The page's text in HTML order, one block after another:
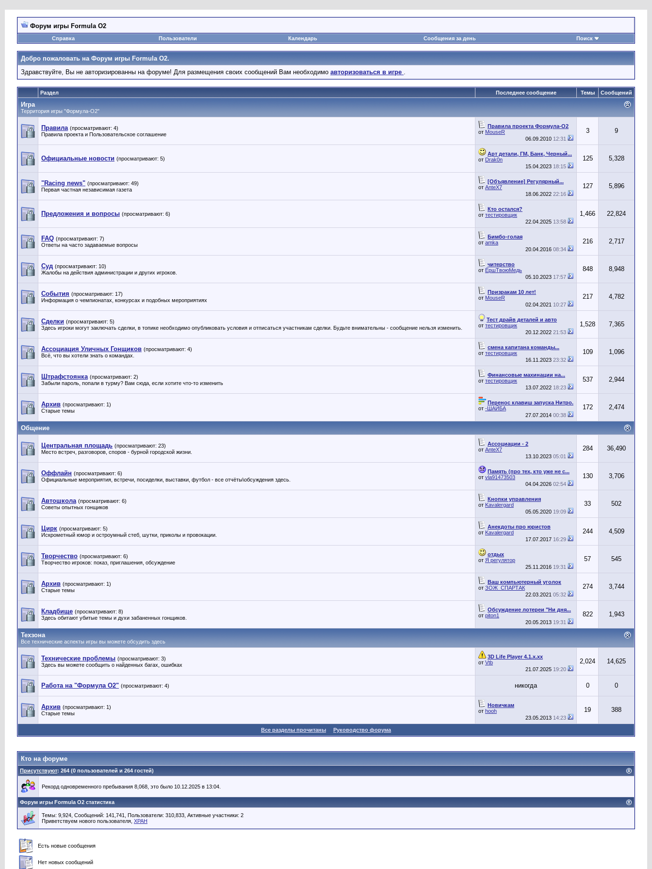
Форум игры Formula O2
Справка Пользователи Календарь Сообщения за день Поиск
Добро пожаловать на Форум игры Formula O2.
Здравствуйте, Вы не авторизированны на форуме! Для размещения своих сообщений Вам необходимо авторизоваться в игре .
Раздел Последнее сообщение Темы Сообщений
Игра
Территория игры "Формула-О2"
Правила (просматривают: 4)
Правила проекта и Пользовательское соглашение
Правила проекта Формула-О2
от MouseR
06.09.2010 12:31
3 9
Официальные новости (просматривают: 5)
Арт детали, ГМ, Банк, Черный...
от Drak0n
15.04.2023 18:15
125 5,328
"Racing news" (просматривают: 49)
Первая частная независимая газета
[Объявление] Регулярный...
от AnteX7
18.06.2022 22:16
127 5,896
Предложения и вопросы (просматривают: 6)
Кто остался?
от тестировщик
22.04.2025 13:58
1,466 22,824
FAQ (просматривают: 7)
Ответы на часто задаваемые вопросы
Бимбо-голая
от amka
20.04.2016 08:34
216 2,717
Суд (просматривают: 10)
Жалобы на действия администрации и других игроков.
читерство
от ЁршТвоюМедь
05.10.2023 17:57
848 8,948
События (просматривают: 17)
Информация о чемпионатах, конкурсах и подобных мероприятиях
Призракам 10 лет!
от MouseR
02.04.2021 10:27
217 4,782
Сделки (просматривают: 5)
Здесь игроки могут заключать сделки, в топике необходимо опубликовать условия и отписаться участникам сделки. Будьте внимательны - сообщение нельзя изменить.
Тест драйв деталей и авто
от тестировщик
20.12.2022 21:53
1,528 7,365
Ассоциация Уличных Гонщиков (просматривают: 4)
Всё, что вы хотели знать о командах.
смена капитана команды...
от тестировщик
16.11.2023 23:32
109 1,096
Штрафстоянка (просматривают: 2)
Забыли пароль, попали в турму? Вам сюда, если хотите что-то изменить
Финансовые махинации на...
от тестировщик
13.07.2022 18:23
537 2,944
Архив (просматривают: 1)
Старые темы
Перенос клавиш запуска Нитро.
от -ШАЙБА
27.07.2014 00:38
172 2,474
Общение
Центральная площадь (просматривают: 23)
Место встреч, разговоров, споров - бурной городской жизни.
Ассоциации - 2
от AnteX7
13.10.2023 05:01
284 36,490
Оффлайн (просматривают: 6)
Официальные мероприятия, встречи, посиделки, выставки, футбол - все отчёты\обсуждения здесь.
Память (про тех, кто уже не с...
от vla91473503
04.04.2026 02:54
130 3,706
Автошкола (просматривают: 6)
Советы опытных гонщиков
Кнопки управления
от Kavalergard
05.05.2020 19:09
33 502
Цирк (просматривают: 5)
Искрометный юмор и остроумный стеб, шутки, приколы и провокации.
Анекдоты про юристов
от Kavalergard
17.07.2017 16:29
244 4,509
Творчество (просматривают: 6)
Творчество игроков: показ, приглашения, обсуждение
отдых
от Я регулятор
25.11.2016 19:31
57 545
Архив (просматривают: 1)
Старые темы
Ваш компьютерный уголок
от ЗОЖ_СПАРТАК
22.03.2021 05:32
274 3,744
Кладбище (просматривают: 8)
Здесь обитают убитые темы и духи забаненных гонщиков.
Обсуждение лотереи "Ни дня...
от piton1
20.05.2013 19:31
822 1,943
Техзона
Все технические аспекты игры вы можете обсудить здесь
Технические проблемы (просматривают: 3)
Здесь вы можете сообщить о найденных багах, ошибках
3D Life Player 4.1.x.xx
от Vtb
21.07.2025 19:20
2,024 14,625
Работа на "Формула О2" (просматривают: 4) никогда 0 0
Архив (просматривают: 1)
Старые темы
Новичкам
от hooh
23.05.2013 14:23
19 388
Все разделы прочитаны Руководство форума
Кто на форуме
Присутствуют: 264 (0 пользователей и 264 гостей)
Рекорд одновременного пребывания 8,068, это было 10.12.2025 в 13:04.
Форум игры Formula O2 статистика
Темы: 9,924, Сообщений: 141,741, Пользователи: 310,833, Активные участники: 2
Приветствуем нового пользователя, XPAH
Есть новые сообщения
Нет новых сообщений